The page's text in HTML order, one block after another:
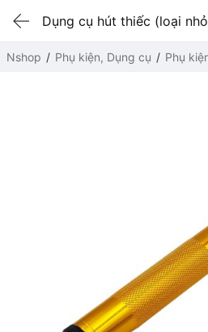
Dụng cụ hút thiếc (loại
Nshop Phụ kiện, Dụng cụ Phụ